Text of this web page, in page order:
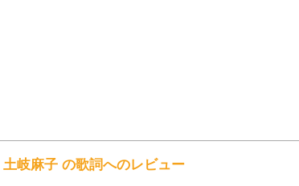
岐麻子 の歌詞へのレビュー